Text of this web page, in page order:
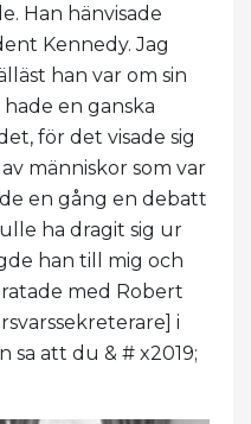
Han hänvisade
Kennedy. Jag
han var om sin
en ganska
för det visade sig
människor som var
en gång en debatt
ha dragit sig ur
han till mig och
med Robert
i
sa att du & # x2019;